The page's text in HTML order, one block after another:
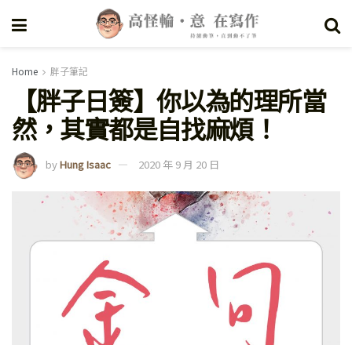
Home 胖子筆記
【胖子日簽】你以為的理所當
然，其實都是自找麻煩！
byHung Isaac 2020 年 9 月 20 日